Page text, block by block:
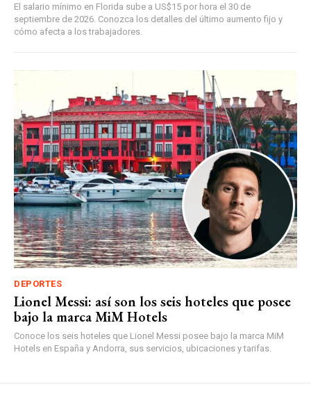
El salario mínimo en Florida sube a US$15 por hora el 30 de
septiembre de 2026. Conozca los detalles del último aumento fijo y
cómo afecta a los trabajadores.
DEPORTES
Lionel Messi: así son los seis hoteles que posee
bajo la marca MiM Hotels
Conoce los seis hoteles que Lionel Messi posee bajo la marca MiM
Hotels en España y Andorra, sus servicios, ubicaciones y tarifas.